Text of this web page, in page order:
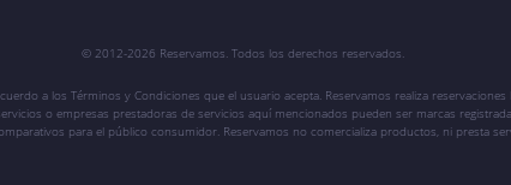
© 2012-2026 Reservamos. Todos los derechos reservados.
a los Términos y Condiciones que el usuario acepta. Reservamos realiza
o empresas prestadoras de servicios aquí mencionados pueden ser marcas
para el público consumidor. Reservamos no comercializa productos, ni presta